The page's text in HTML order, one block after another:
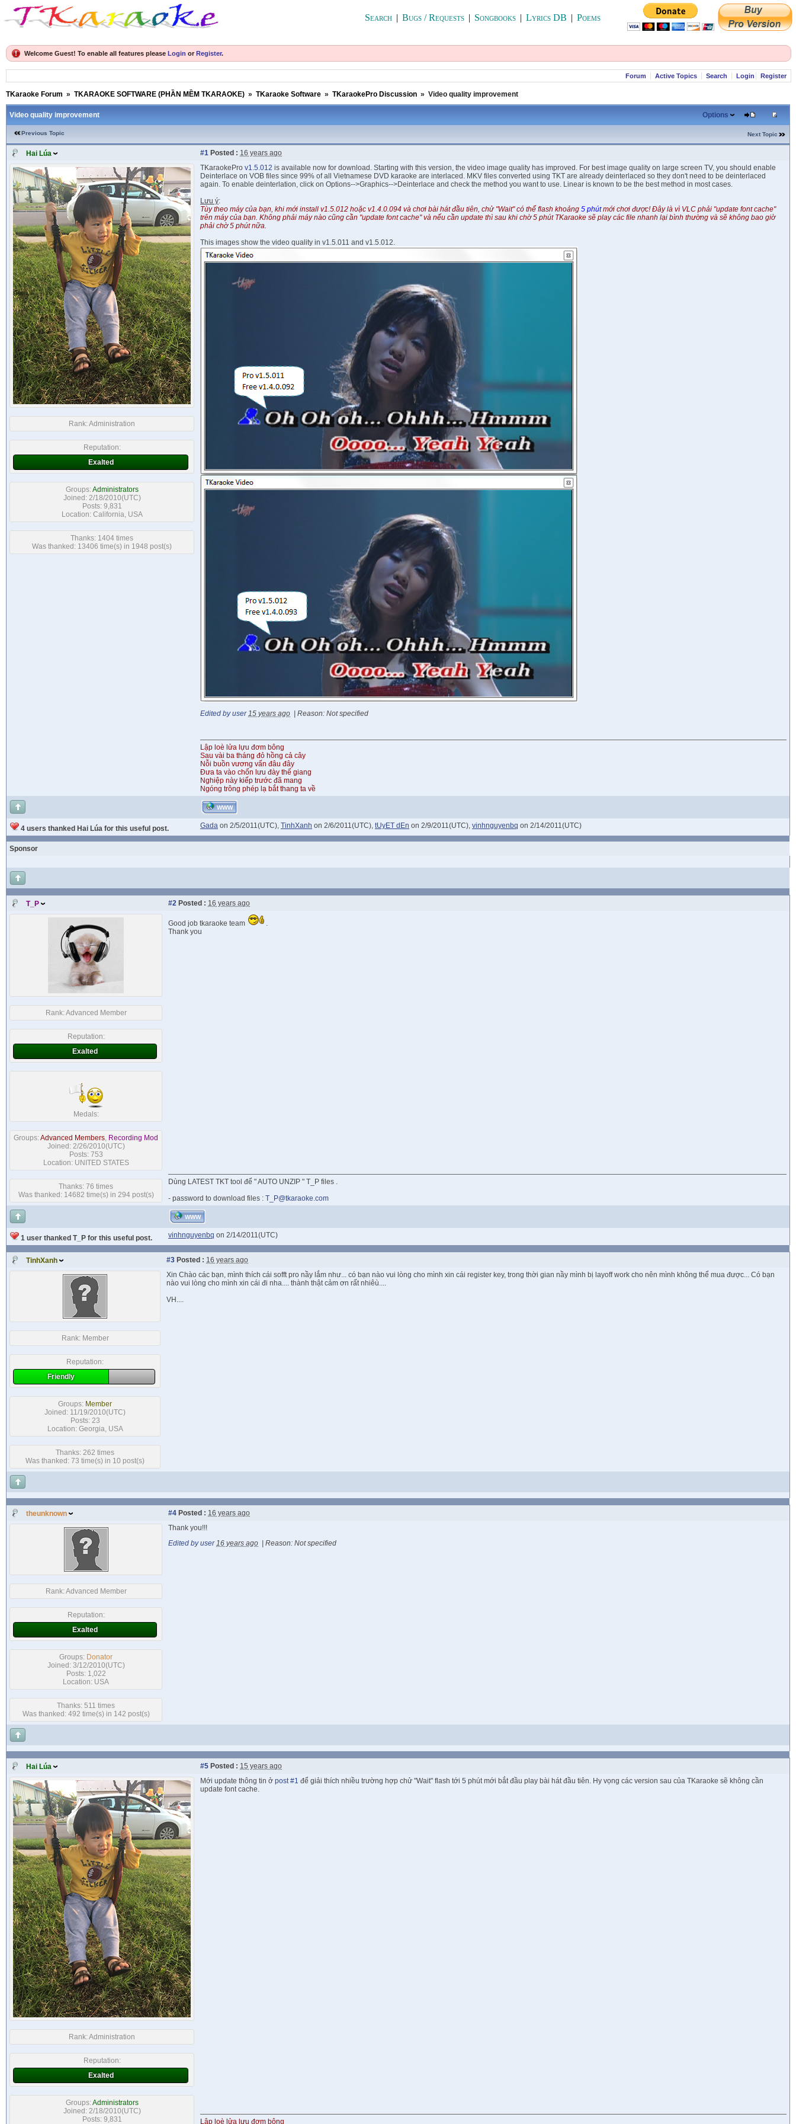
Search | Bugs / Requests | Songbooks | Lyrics DB | Poems
Welcome Guest! To enable all features please Login or Register.
Forum Active Topics Search Login Register
TKaraoke Forum » TKARAOKE SOFTWARE (PHẦN MỀM TKARAOKE) » TKaraoke Software » TKaraokePro Discussion » Video quality improvement
Video quality improvement Options
Previous Topic Next Topic
Hai Lúa #1 Posted : 16 years ago
Rank:Administration
Reputation:
Exalted
Groups:Administrators
Joined: 2/18/2010(UTC)
Posts: 9,831
Location: California, USA
Thanks: 1404 times
Was thanked: 13406 time(s) in 1948 post(s)
TKaraokePro v1.5.012 is available now for download. Starting with this version, the video image quality has improved. For best image quality on large screen TV, you should enable
Deinterlace on VOB files since 99% of all Vietnamese DVD karaoke are interlaced. MKV files converted using TKT are already deinterlaced so they don't need to be deinterlaced
again. To enable deinterlation, click on Options-->Graphics-->Deinterlace and check the method you want to use. Linear is known to be the best method in most cases.
Lưu ý:
Tùy theo máy của bạn, khi mới install v1.5.012 hoặc v1.4.0.094 và chơi bài hát đầu tiên, chử "Wait" có thể flash khoảng 5 phútmới chơi được! Đây là vì VLC phải "update font cache"
trên máy của bạn. Không phải máy nào cũng cần "update font cache" và nếu cần update thì sau khi chờ 5 phút TKaraoke sẽ play các file nhanh lại bình thường và sẽ không bao giờ
phải chờ 5 phút nữa.
This images show the video quality in v1.5.011 and v1.5.012.
Edited by user 15 years ago Reason: Not specified
Lập loè lửa lựu đơm bông
Sau vài ba tháng đỏ hồng cả cây
Nỗi buồn vương vấn đâu đây
Đưa ta vào chốn lưu đày thế giang
Nghiệp này kiếp trước đã mang
Ngóng trông phép lạ bắt thang ta về
WWW
4 users thanked Hai Lúa for this useful post. Gada on 2/5/2011(UTC), TinhXanh on 2/6/2011(UTC), tUyET dEn on 2/9/2011(UTC), vinhnguyenbq on 2/14/2011(UTC)
Sponsor
T_P #2 Posted : 16 years ago
Rank:Advanced Member
Reputation:
Exalted
Medals:
Groups:Advanced Members, Recording Mod
Joined: 2/26/2010(UTC)
Posts: 753
Location: UNITED STATES
Thanks: 76 times
Was thanked: 14682 time(s) in 294 post(s)
Good job tkaraoke team
.
Thank you
Dùng LATEST TKT tool để " AUTO UNZIP " T_P files .
- password to download files : T_P@tkaraoke.com
WWW
1 user thanked T_P for this useful post. vinhnguyenbq on 2/14/2011(UTC)
TinhXanh #3 Posted : 16 years ago
Rank: Member
Reputation:
Friendly
Groups: Member
Joined: 11/19/2010(UTC)
Posts: 23
Location: Georgia, USA
Thanks: 262 times
Was thanked: 73 time(s) in 10 post(s)
Xin Chào các bạn, mình thích cái sofft pro nầy lắm như... có bạn nào vui lòng cho mình xin cái register key, trong thời gian nầy mình bị layoff work cho nên mình không thể mua được... Có bạn
nào vui lòng cho mình xin cái đi nha.... thành thật cảm ơn rất nhiêù....
VH....
theunknown #4 Posted : 16 years ago
Rank:Advanced Member
Reputation:
Exalted
Groups: Donator
Joined: 3/12/2010(UTC)
Posts: 1,022
Location: USA
Thanks: 511 times
Was thanked: 492 time(s) in 142 post(s)
Thank you!!!
Edited by user 16 years ago Reason: Not specified
Hai Lúa #5 Posted : 15 years ago
Rank:Administration
Reputation:
Exalted
Groups:Administrators
Joined: 2/18/2010(UTC)
Posts: 9,831
Mới update thông tin ở post #1 để giải thích nhiều trường hợp chử "Wait" flash tới 5 phút mới bắt đầu play bài hát đầu tiên. Hy vọng các version sau của TKaraoke sẽ không cần
update font cache.
Lập loè lửa lựu đơm bông